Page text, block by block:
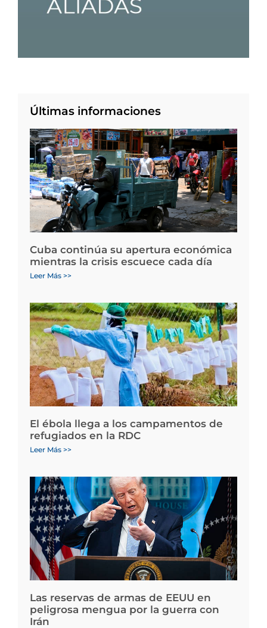
Últimas informaciones
Cuba continúa su apertura económica
mientras la crisis escuece cada día
Leer Más >>
El ébola llega a los campamentos de
refugiados en la RDC
Leer Más >>
Las reservas de armas de EEUU en
peligrosa mengua por la guerra con
Irán